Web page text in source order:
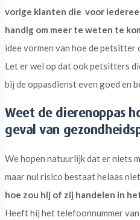
vorige klanten die voor
handig om meer te weten te
idee vormen van hoe de petsitter
Let er wel op dat ook petsitters
bij de oppasdienst even goed en
Weet de dierenoppas
geval van
We hopen natuurlijk dat er niets
maar nul risico bestaat helaas
hoe zou hij of zij handelen in
Heeft hij het telefoonnummer